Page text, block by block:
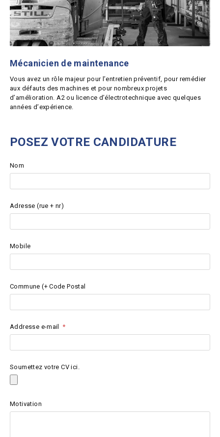
Mécanicien de maintenance
Vous avez un rôle majeur pour l’entretien préventif, pour remédier
aux défauts des machines et pour nombreux projets
d’amélioration. A2 ou licence d’électrotechnique avec quelques
années d’expérience.
POSEZ VOTRE CANDIDATURE
Nom
Adresse (rue + nr)
Mobile
Commune (+ Code Postal
Addresse e-mail
Soumettez votre CV ici.
Motivation